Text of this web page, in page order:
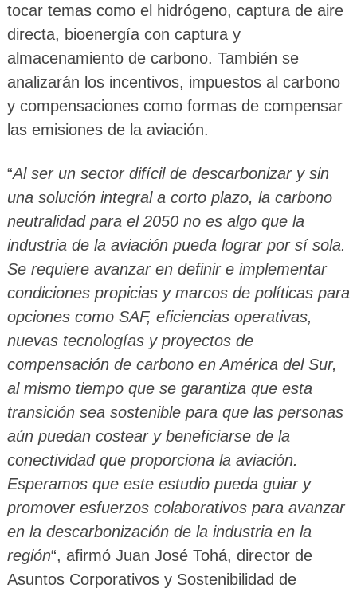
tocar temas como el hidrógeno, captura de aire
directa, bioenergía con captura y
almacenamiento de carbono. También se
analizarán los incentivos, impuestos al carbono
y compensaciones como formas de compensar
las emisiones de la aviación.
“Al ser un sector difícil de descarbonizar y sin
una solución integral a corto plazo, la carbono
neutralidad para el 2050 no es algo que la
industria de la aviación pueda lograr por sí sola.
Se requiere avanzar en definir e implementar
condiciones propicias y marcos de políticas para
opciones como SAF, eficiencias operativas,
nuevas tecnologías y proyectos de
compensación de carbono en América del Sur,
al mismo tiempo que se garantiza que esta
transición sea sostenible para que las personas
aún puedan costear y beneficiarse de la
conectividad que proporciona la aviación.
Esperamos que este estudio pueda guiar y
promover esfuerzos colaborativos para avanzar
en la descarbonización de la industria en la
región“, afirmó Juan José Tohá, director de
Asuntos Corporativos y Sostenibilidad de